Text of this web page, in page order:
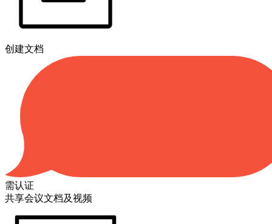
创建文档
需认证
共享会议文档及视频